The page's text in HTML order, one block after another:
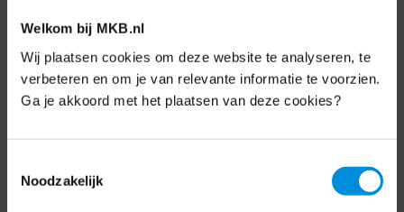
Welkom bij MKB.nl
Wij plaatsen cookies om deze website te analyseren, te
verbeteren en om je van relevante informatie te voorzien.
Ga je akkoord met het plaatsen van deze cookies?
Noodzakelijk
Direct naar
Over ons
Bezuidenhoutseweg 12